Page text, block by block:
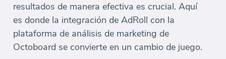
resultados de manera efectiva es crucial. Aquí
es donde la integración de AdRoll con la
plataforma de análisis de marketing de
Octoboard se convierte en un cambio de juego.